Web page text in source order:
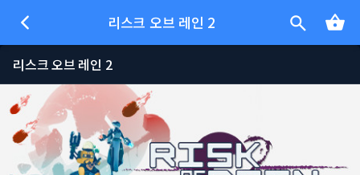
리스크 오브 레인 2
리스크 오브 레인 2